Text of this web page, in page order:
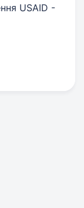
USAID -